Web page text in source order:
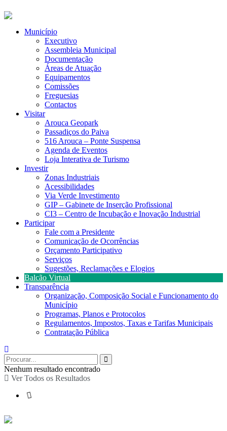
Município
Executivo
Assembleia Municipal
Documentação
Áreas de Atuação
Equipamentos
Comissões
Freguesias
Contactos
Visitar
Arouca Geopark
Passadiços do Paiva
516 Arouca – Ponte Suspensa
Agenda de Eventos
Loja Interativa de Turismo
Investir
Zonas Industriais
Acessibilidades
Via Verde Investimento
GIP – Gabinete de Inserção Profissional
CI3 – Centro de Incubação e Inovação Industrial
Participar
Fale com a Presidente
Comunicação de Ocorrências
Orçamento Participativo
Serviços
Sugestões, Reclamações e Elogios
Balcão Virtual
Transparência
Organização, Composição Social e Funcionamento do
Município
Programas, Planos e Protocolos
Regulamentos, Impostos, Taxas e Tarifas Municipais
Contratação Pública
Nenhum resultado encontrado
Ver Todos os Resultados